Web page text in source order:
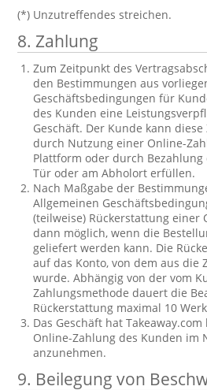
(*) Unzutreffendes streichen.
8. Zahlung
Zum Zeitpunkt des
den Bestimmungen aus
Geschäftsbedingungen für
des Kunden eine
Geschäft. Der Kunde kann
durch Nutzung einer Online-
Plattform oder durch Bezahlung
Tür oder am Abholort erfüllen.
Nach Maßgabe der
Allgemeinen
(teilweise) Rückerstattung einer
dann möglich, wenn die
geliefert werden kann. Die
auf das Konto, von dem aus die
wurde. Abhängig von der vom
Zahlungsmethode dauert die
Rückerstattung maximal 10
Das Geschäft hat
Online-Zahlung des Kunden im
anzunehmen.
9. Beilegung von